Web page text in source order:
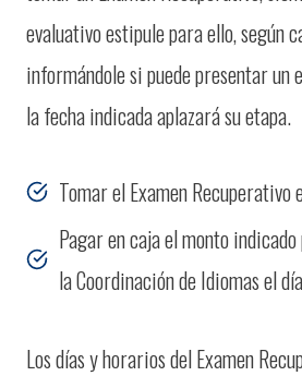
evaluativo estipule para ello, según
informándole si puede presentar
la fecha indicada aplazará su etapa.
Tomar el Examen
Pagar en caja el monto
la Coordinación de Idiomas el
Los días y horarios del Examen